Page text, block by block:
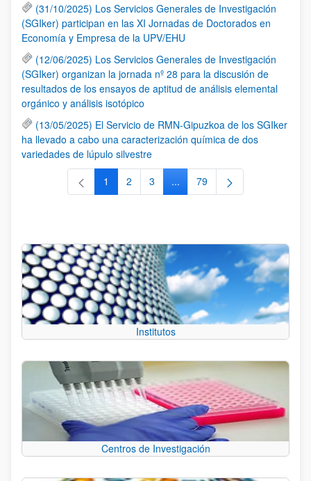
(31/10/2025) Los Servicios Generales de Investigación
(SGIker) participan en las XI Jornadas de Doctorados en
Economía y Empresa de la UPV/EHU
(12/06/2025) Los Servicios Generales de Investigación
(SGIker) organizan la jornada nº 28 para la discusión de
resultados de los ensayos de aptitud de análisis elemental
orgánico y análisis isotópico
(13/05/2025) El Servicio de RMN-Gipuzkoa de los SGIker
ha llevado a cabo una caracterización química de dos
variedades de lúpulo silvestre
Página
1 Página
2 Página
3 ...Páginas intermedias Use TAB
Página
79
Institutos
Centros de Investigación